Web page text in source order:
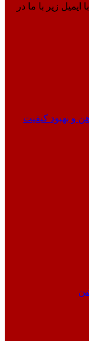
زیر با ما در
و بهبود کیفیت